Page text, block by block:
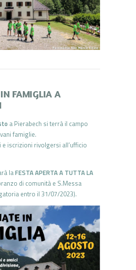
FAMIGLIA A
a Pierabech si terrà il campo
famiglie.
iscrizioni rivolgersi all’ufficio
laFESTA APERTA A TUTTA LA
di comunità e S.Messa
entro il 31/07/2023).